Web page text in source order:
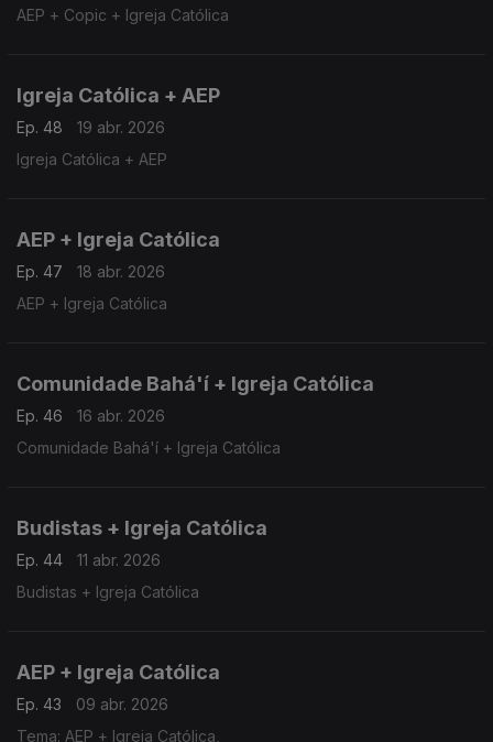
AEP + Copic + Igreja Católica
Igreja Católica + AEP
Ep. 48
19 abr. 2026
Igreja Católica + AEP
AEP + Igreja Católica
Ep. 47
18 abr. 2026
AEP + Igreja Católica
Comunidade Bahá'í + Igreja Católica
Ep. 46
16 abr. 2026
Comunidade Bahá'í + Igreja Católica
Budistas + Igreja Católica
Ep. 44
11 abr. 2026
Budistas + Igreja Católica
AEP + Igreja Católica
Ep. 43
09 abr. 2026
Tema: AEP + Igreja Católica,